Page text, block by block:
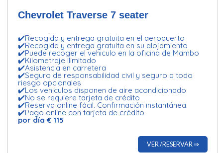
Chevrolet Traverse 7 seater
✔️Recogida y entrega gratuita en el aeropuerto
✔️Recogida y entrega gratuita en su alojamiento
✔️Puede recoger el vehiculo en la oficina de Mambo
✔️Kilometraje ilimitado
✔️Asistencia en carretera
✔️Seguro de responsabilidad civil y seguro a todo
riesgo opcionales
✔️Los vehiculos disponen de aire acondicionado
✔️No se requiere tarjeta de crédito
✔️Reserva online fácil. Confirmación instantánea.
✔️Pago online con tarjeta de crédito
por día € 115
VER /RESERVAR ⇒